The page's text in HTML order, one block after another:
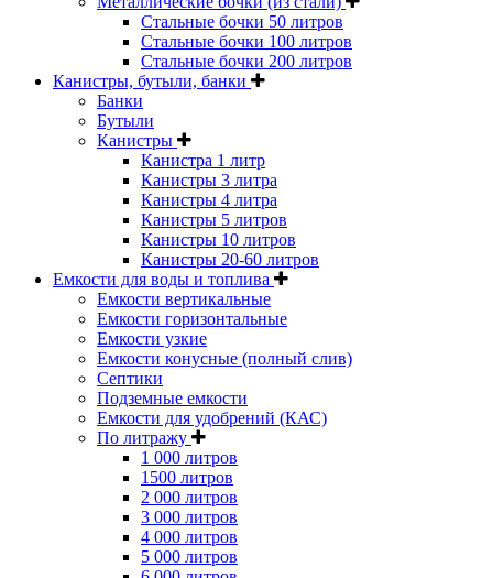
Стальные бочки 50 литров
Стальные бочки 100 литров
Стальные бочки 200 литров
Канистры, бутыли, банки
Банки
Бутыли
Канистры
Канистра 1 литр
Канистры 3 литра
Канистры 4 литра
Канистры 5 литров
Канистры 10 литров
Канистры 20-60 литров
Емкости для воды и топлива
Емкости вертикальные
Емкости горизонтальные
Емкости узкие
Емкости конусные (полный слив)
Септики
Подземные емкости
Емкости для удобрений (КАС)
По литражу
1 000 литров
1500 литров
2 000 литров
3 000 литров
4 000 литров
5 000 литров